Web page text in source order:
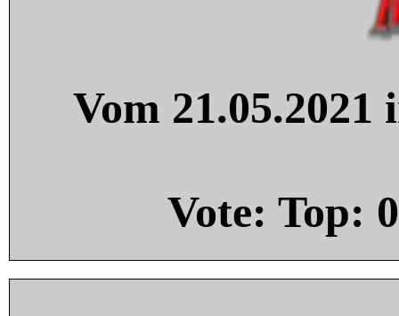
Vom
Vote: Top: 0